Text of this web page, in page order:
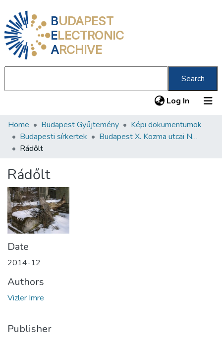
BUDAPEST
ELECTRONIC
ARCHIVE
Search
Log In (current)
Communities & Collections
All of DSpace
About us
Home Budapest Gyűjtemény
Képi dokumentumok
Budapesti sírkertek
Budapest X. Kozma utcai Neológ Zsidó Temető
Rádőlt
Rádőlt
Date
2014-12
Authors
Vizler Imre
Publisher